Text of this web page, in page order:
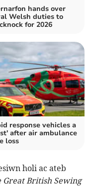
hands over
Welsh duties to
for 2026
response vehicles a
after air ambulance
loss
holi ac ateb
Great British Sewing